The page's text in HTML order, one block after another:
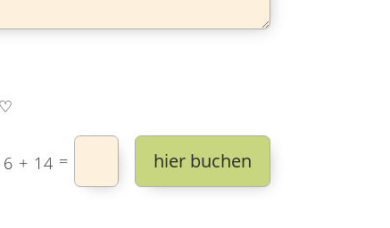
6 + 14 = hier buchen